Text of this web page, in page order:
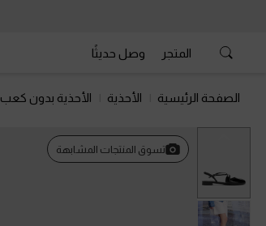
المتجر وصل حديثًا
الصفحة الرئيسية الأحذية الأحذية بدون كعب
تسوق المنتجات المشابهة